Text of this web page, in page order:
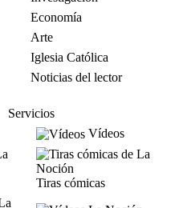
Economía
Arte
Iglesia Católica
Noticias del lector
Servicios
Vídeos
Tiras cómicas